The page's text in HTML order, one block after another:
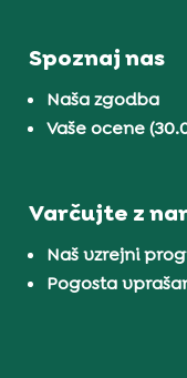
Spoznaj nas
Naša zgodba
Vaše ocene
Varčujte z
Naš vzrejni
Pogosta